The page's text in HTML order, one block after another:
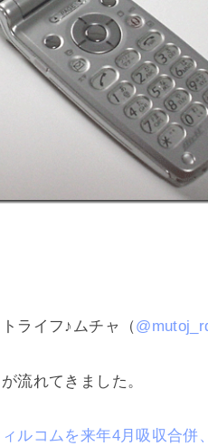
ライフ♪ムチャ（
流れてきました。
ルコムを来年4月吸収合